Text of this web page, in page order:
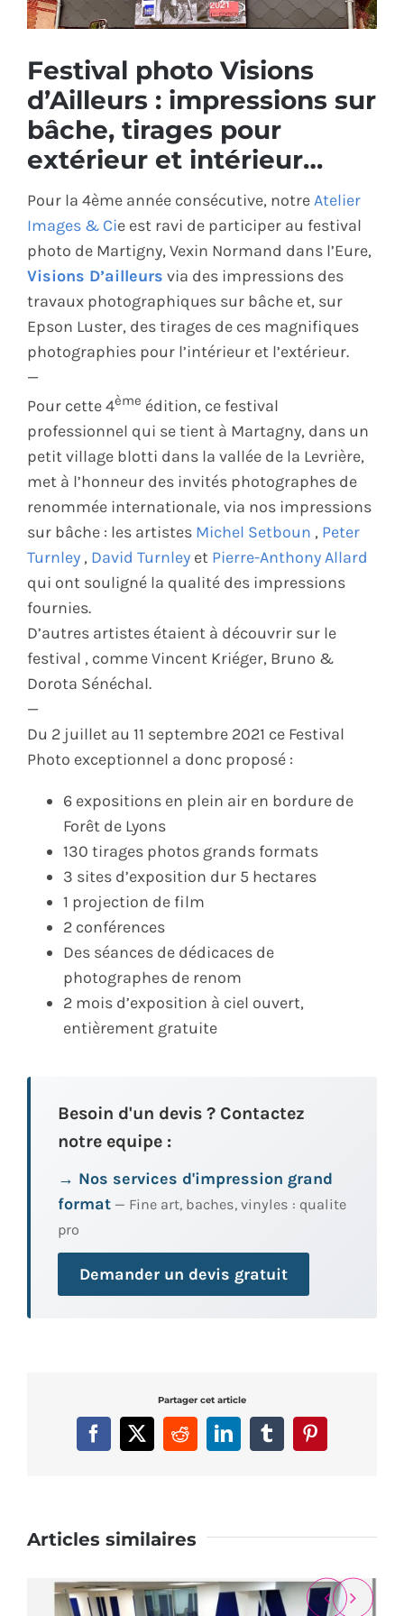
ÉCO-RESPONSABLE
CONTACT
Festival photo Visions
d’Ailleurs : impressions sur
bâche, tirages pour
extérieur et intérieur…
Pour la 4ème année consécutive, notreAtelier
Images & Cie est ravi de participer au festival
photo de Martigny, Vexin Normand dans l’Eure,
Visions D’ailleurs via des impressions des
travaux photographiques sur bâche et, sur
Epson Luster, des tirages de ces magnifiques
photographies pour l’intérieur et l’extérieur.
—
Pour cette 4ème édition, ce festival
professionnel qui se tient à Martagny, dans un
petit village blotti dans la vallée de la Levrière,
met à l’honneur des invités photographes de
renommée internationale, via nos impressions
sur bâche : les artistes Michel Setboun , Peter
Turnley , David Turnley et Pierre-Anthony Allard
qui ont souligné la qualité des impressions
fournies.
D’autres artistes étaient à découvrir sur le
festival , comme Vincent Kriéger, Bruno &
Dorota Sénéchal.
—
Du 2 juillet au 11 septembre 2021 ce Festival
Photo exceptionnel a donc proposé :
6 expositions en plein air en bordure de
Forêt de Lyons
130 tirages photos grands formats
3 sites d’exposition dur 5 hectares
1 projection de film
2 conférences
Des séances de dédicaces de
photographes de renom
2 mois d’exposition à ciel ouvert,
entièrement gratuite
Besoin d'un devis ? Contactez
notre equipe :
→ Nos services d'impression grand
format — Fine art, baches, vinyles : qualite
pro
Demander un devis gratuit
Partager cet article
Facebook
X RedditLinkedInTumblrPinterest
Articles similaires